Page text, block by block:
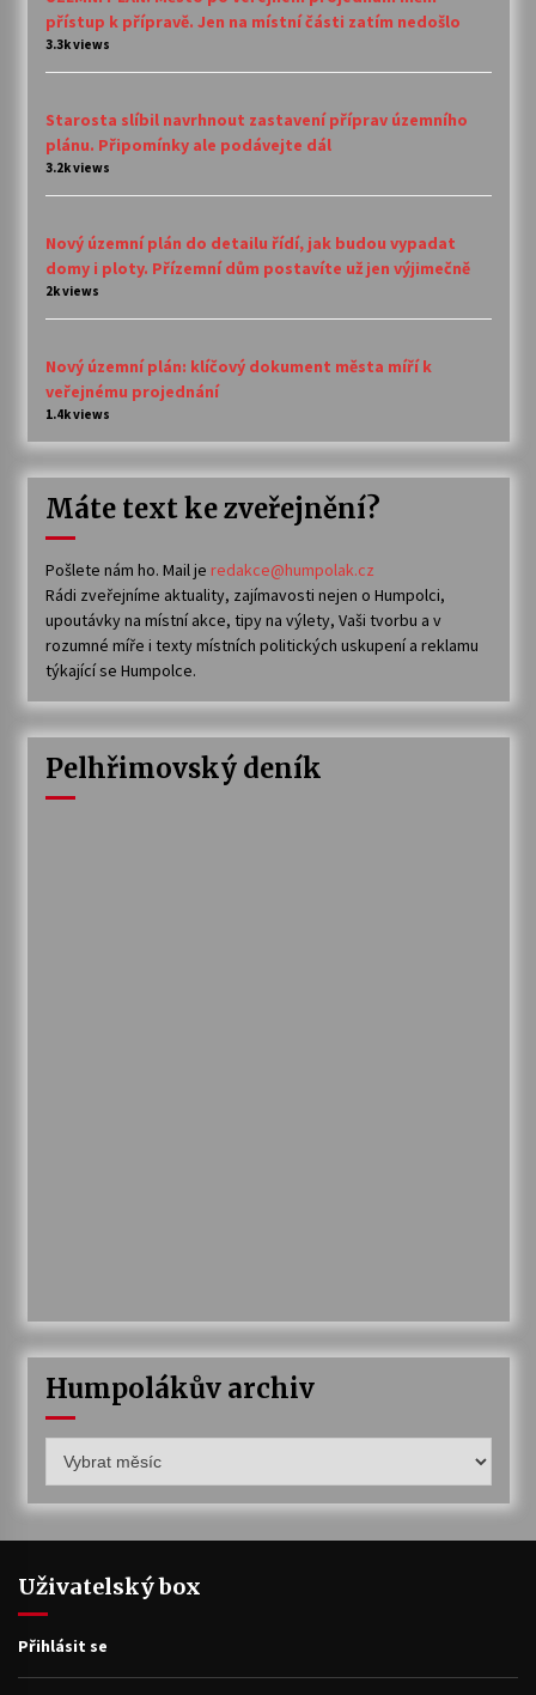
přístup k přípravě. Jen na místní části zatím nedošlo
3.3k views
Starosta slíbil navrhnout zastavení příprav územního
plánu. Připomínky ale podávejte dál
3.2k views
Nový územní plán do detailu řídí, jak budou vypadat
domy i ploty. Přízemní dům postavíte už jen výjimečně
2k views
Nový územní plán: klíčový dokument města míří k
veřejnému projednání
1.4k views
Máte text ke zveřejnění?
Pošlete nám ho. Mail je redakce@humpolak.cz
Rádi zveřejníme aktuality, zajímavosti nejen o Humpolci,
upoutávky na místní akce, tipy na výlety, Vaši tvorbu a v
rozumné míře i texty místních politických uskupení a reklamu
týkající se Humpolce.
Pelhřimovský deník
Humpolákův archiv
archiv
Uživatelský box
Přihlásit se